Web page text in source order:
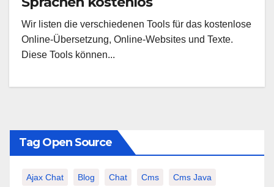
Wir listen die verschiedenen Tools für das kostenlose
Online-Übersetzung, Online-Websites und Texte.
Diese Tools können...
Tag Open Source
Ajax Chat Blog Chat Cms Cms Java